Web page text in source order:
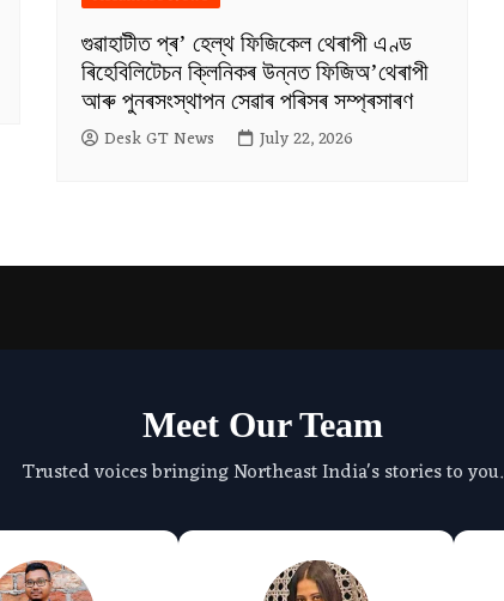
গুৱাহাটীত প্ৰ’ হেল্থ ফিজিকেল থেৰাপী এণ্ড
ৰিহেবিলিটেচন ক্লিনিকৰ উন্নত ফিজিঅ’থেৰাপী
আৰু পুনৰসংস্থাপন সেৱাৰ পৰিসৰ সম্প্ৰসাৰণ
Desk GT News July 22, 2026
Meet Our Team
Trusted voices bringing Northeast India's stories to you.